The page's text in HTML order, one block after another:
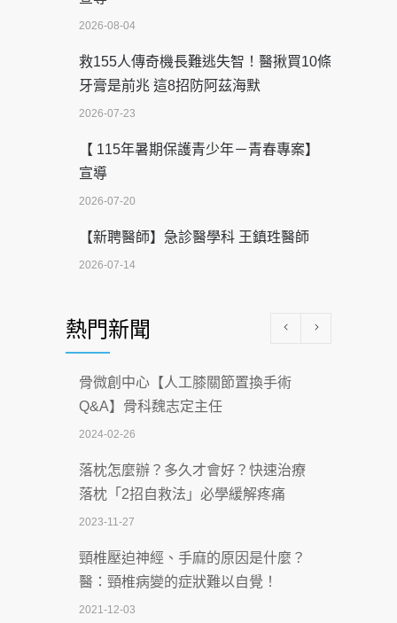
2026-08-04
救155人傳奇機長難逃失智！醫揪買10條
牙膏是前兆 這8招防阿茲海默
2026-07-23
【 115年暑期保護青少年－青春專案】
宣導
2026-07-20
【新聘醫師】急診醫學科 王鎮珄醫師
2026-07-14
科能量
2026-07-08
沒菸酒也瀕臨洗腎？65歲男靠「這習
慣」逆轉腎功能 醫揭3招救命
2026-07-08
體溫飆破41度！醫連收兩例中暑病例：
致死率達8成
2026-07-07
深耕萬華55年 西園醫院回顧發展歷程與
智慧 醫療布局
2026-07-06
熱門新聞
骨微創中心【人工膝關節置換手術
Q&A】骨科魏志定主任
2024-02-26
落枕怎麼辦？多久才會好？快速治療
落枕「2招自救法」必學緩解疼痛
2023-11-27
頸椎壓迫神經、手麻的原因是什麼？
醫：頸椎病變的症狀難以自覺！
2021-12-03